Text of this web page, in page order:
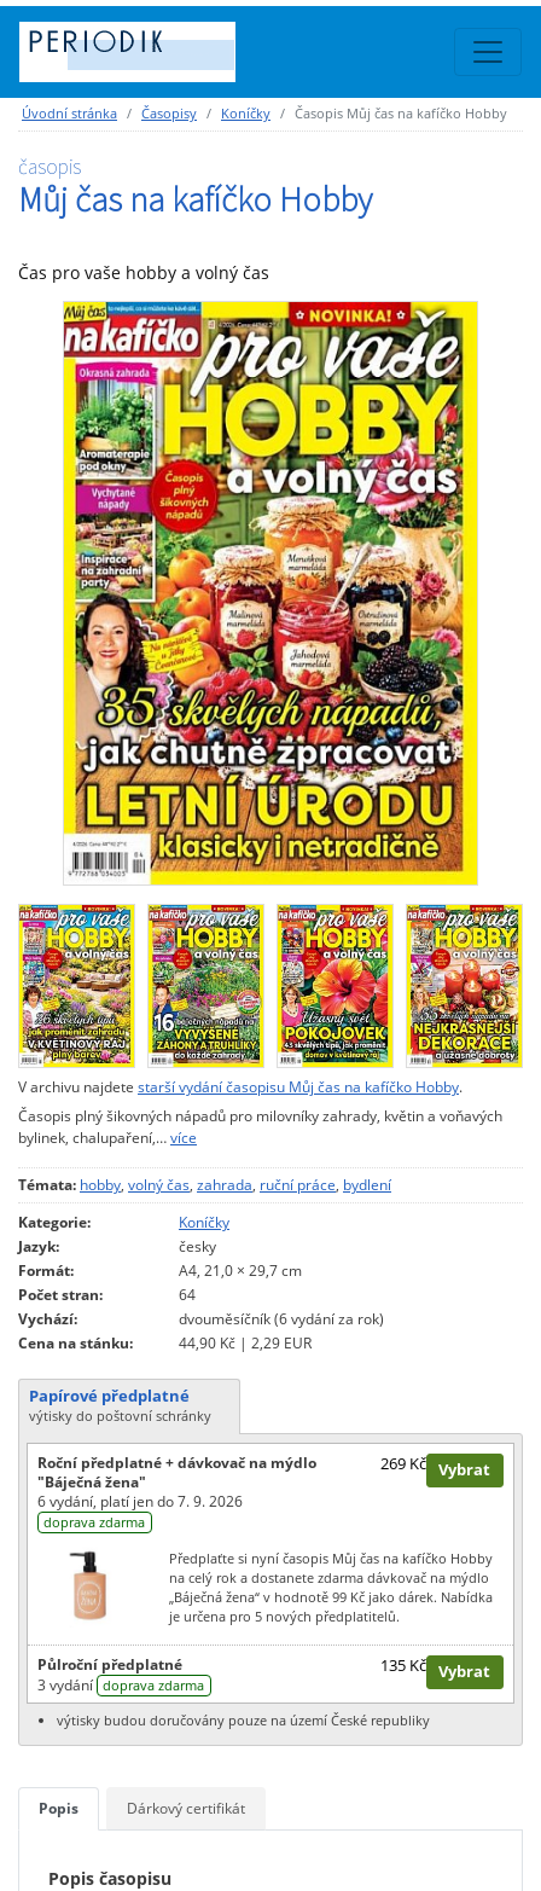
Úvodní stránka Časopisy Koníčky Časopis Můj čas na kafíčko Hobby
časopis
Můj čas na kafíčko Hobby
Čas pro vaše hobby a volný čas
V archivu najdete starší vydání časopisu Můj čas na kafíčko Hobby.
Časopis plný šikovných nápadů pro milovníky zahrady, květin a voňavých
bylinek, chalupaření,…více
Témata: hobby, volný čas, zahrada, ruční práce, bydlení
Kategorie:
Koníčky
Jazyk:
česky
Formát:
A4, 21,0 × 29,7 cm
Počet stran:
64
Vychází:
dvouměsíčník (6 vydání za rok)
Cena na stánku:
44,90 Kč | 2,29 EUR
Papírové předplatné
výtisky do poštovní schránky
Roční předplatné + dávkovač na mýdlo
"Báječná žena"
6 vydání, platí jen do 7. 9. 2026
doprava zdarma
269 Kč Vybrat
Předplaťte si nyní časopis Můj čas na kafíčko Hobby
na celý rok a dostanete zdarma dávkovač na mýdlo
„Báječná žena“ v hodnotě 99 Kč jako dárek. Nabídka
je určena pro 5 nových předplatitelů.
Půlroční předplatné
3 vydání doprava zdarma
135 Kč Vybrat
výtisky budou doručovány pouze na území České republiky
Popis Dárkový certifikát
Popis časopisu